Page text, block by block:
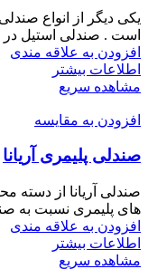
یکی دیگر از انواع
است . صندلی استیل در
افزودن به علاقه مندی
اطلاعات بیشتر
مشاهده سریع
افزودن به مقایسه
صندلی پلیمری آریانا
صندلی آریانا از
های پلیمری نسبت به
افزودن به علاقه مندی
اطلاعات بیشتر
مشاهده سریع